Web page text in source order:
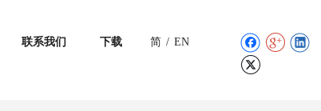
联系我们 下载 简 / EN